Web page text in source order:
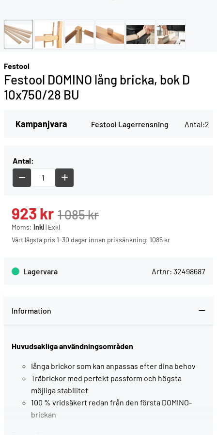
Festool
Festool DOMINO lång bricka, bok D
10x750/28 BU
Kampanjvara Festool Lagerrensning Antal:2
Antal:
1 085kr
923 kr
Moms: Inkl| Exkl
Vårt lägsta pris 1-30 dagar innan prissänkning: 1085 kr
Lagervara Artnr: 32498687
Information
Huvudsakliga användningsområden
Iånga brickor som kan anpassas efter dina behov
Träbrickor med perfekt passform och högsta
möjliga stabilitet
100 % vridsäkert redan från den första DOMINO-
brickan